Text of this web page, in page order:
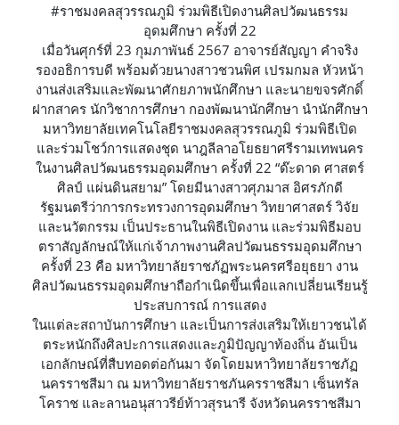
#ราชมงคลสุวรรณภูมิ ร่วมพิธีเปิดงานศิลปวัฒนธรรม
อุดมศึกษา ครั้งที่ 22
เมื่อวันศุกร์ที่ 23 กุมภาพันธ์ 2567 อาจารย์สัญญา คำจริง
รองอธิการบดี พร้อมด้วยนางสาวชวนพิศ เปรมกมล หัวหน้า
งานส่งเสริมและพัฒนาศักยภาพนักศึกษา และนายขจรศักดิ์
ฝากสาคร นักวิชาการศึกษา กองพัฒนานักศึกษา นำนักศึกษา
มหาวิทยาลัยเทคโนโลยีราชมงคลสุวรรณภูมิ ร่วมพิธีเปิด
และร่วมโชว์การแสดงชุด นาฎลีลาอโยธยาศรีรามเทพนคร
ในงานศิลปวัฒนธรรมอุดมศึกษา ครั้งที่ 22 “ด๊ะดาด ศาสตร์
ศิลป์ แผ่นดินสยาม” โดยมีนางสาวศุภมาส อิศรภักดี
รัฐมนตรีว่าการกระทรวงการอุดมศึกษา วิทยาศาสตร์ วิจัย
และนวัตกรรม เป็นประธานในพิธีเปิดงาน และร่วมพิธีมอบ
ตราสัญลักษณ์ให้แก่เจ้าภาพงานศิลปวัฒนธรรมอุดมศึกษา
ครั้งที่ 23 คือ มหาวิทยาลัยราชภัฏพระนครศรีอยุธยา งาน
ศิลปวัฒนธรรมอุดมศึกษาถือกำเนิดขึ้นเพื่อแลกเปลี่ยนเรียนรู้
ประสบการณ์ การแสดง
ในแต่ละสถาบันการศึกษา และเป็นการส่งเสริมให้เยาวชนได้
ตระหนักถึงศิลปะการแสดงและภูมิปัญญาท้องถิ่น อันเป็น
เอกลักษณ์ที่สืบทอดต่อกันมา จัดโดยมหาวิทยาลัยราชภัฏ
นครราชสีมา ณ มหาวิทยาลัยราชภันครราชสีมา เซ็นทรัล
โคราช และลานอนุสาวรีย์ท้าวสุรนารี จังหวัดนครราชสีมา